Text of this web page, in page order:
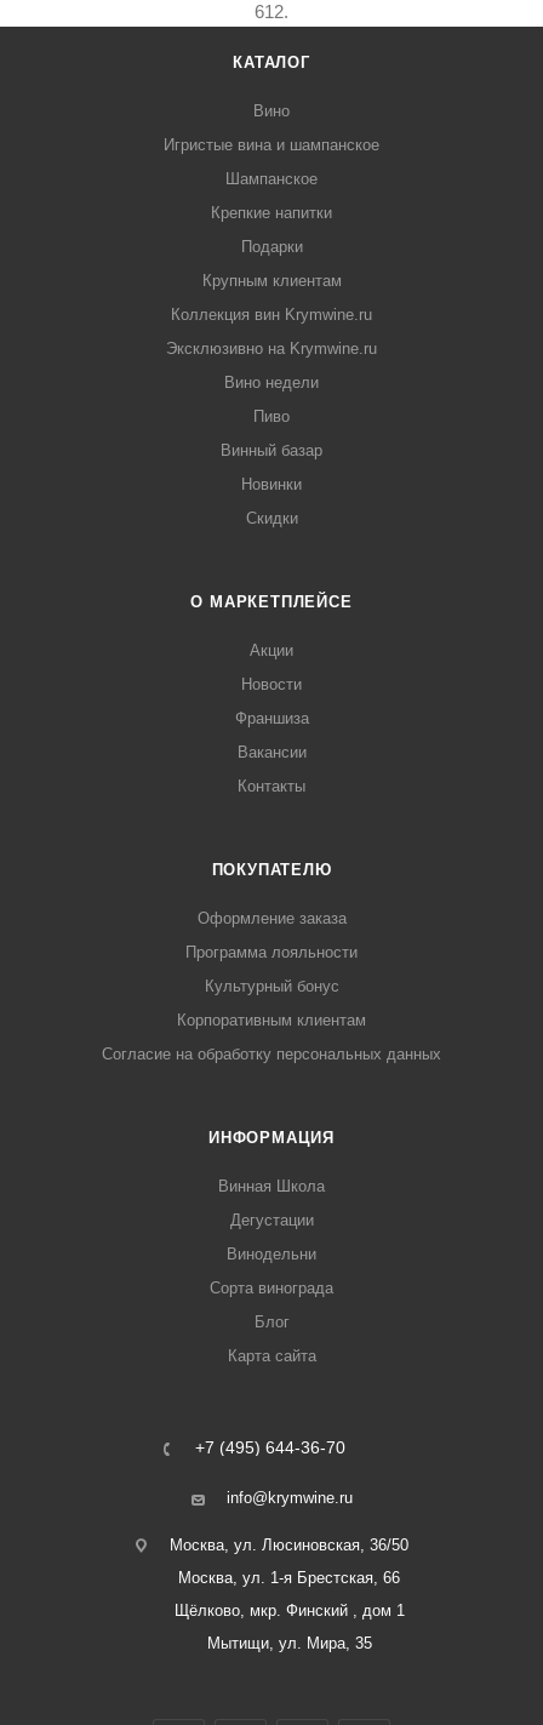
612.
КАТАЛОГ
Вино
Игристые вина и шампанское
Шампанское
Крепкие напитки
Подарки
Крупным клиентам
Коллекция вин Krymwine.ru
Эксклюзивно на Krymwine.ru
Вино недели
Пиво
Винный базар
Новинки
Скидки
О МАРКЕТПЛЕЙСЕ
Акции
Новости
Франшиза
Вакансии
Контакты
ПОКУПАТЕЛЮ
Оформление заказа
Программа лояльности
Культурный бонус
Корпоративным клиентам
Согласие на обработку персональных данных
ИНФОРМАЦИЯ
Винная Школа
Дегустации
Винодельни
Сорта винограда
Блог
Карта сайта
+7 (495) 644-36-70
info@krymwine.ru
Москва, ул. Люсиновская, 36/50
Москва, ул. 1-я Брестская, 66
Щёлково, мкр. Финский , дом 1
Мытищи, ул. Мира, 35